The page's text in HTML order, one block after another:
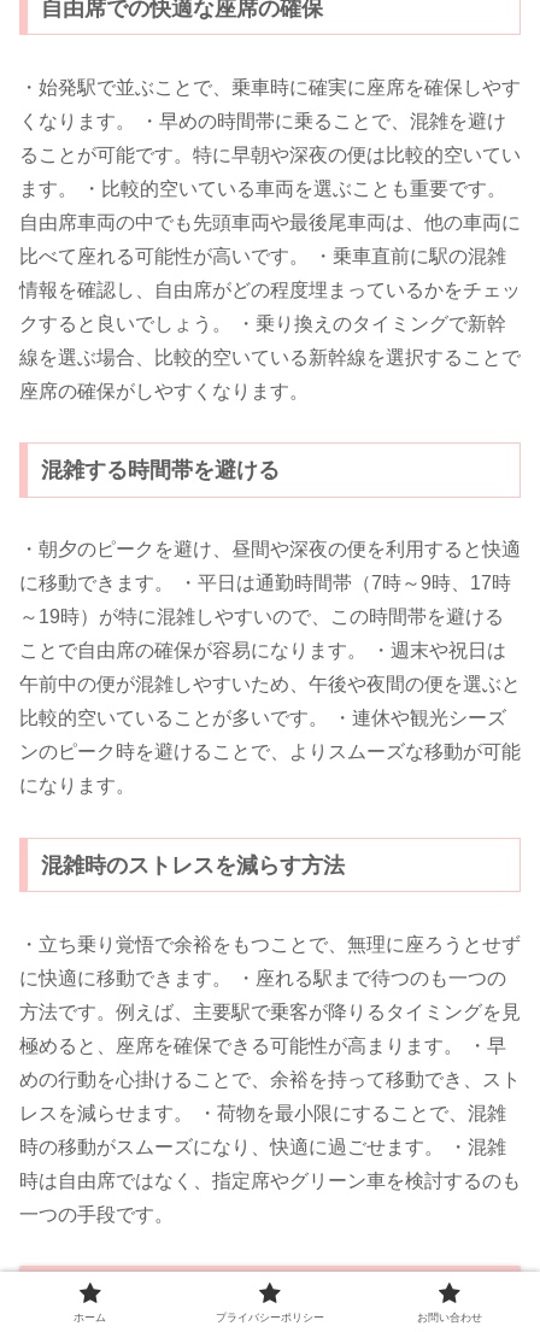
自由席での快適な座席の確保
・始発駅で並ぶことで、乗車時に確実に座席を確保しやす
くなります。 ・早めの時間帯に乗ることで、混雑を避け
ることが可能です。特に早朝や深夜の便は比較的空いてい
ます。 ・比較的空いている車両を選ぶことも重要です。
自由席車両の中でも先頭車両や最後尾車両は、他の車両に
比べて座れる可能性が高いです。 ・乗車直前に駅の混雑
情報を確認し、自由席がどの程度埋まっているかをチェッ
クすると良いでしょう。 ・乗り換えのタイミングで新幹
線を選ぶ場合、比較的空いている新幹線を選択することで
座席の確保がしやすくなります。
混雑する時間帯を避ける
・朝夕のピークを避け、昼間や深夜の便を利用すると快適
に移動できます。 ・平日は通勤時間帯（7時～9時、17時
～19時）が特に混雑しやすいので、この時間帯を避ける
ことで自由席の確保が容易になります。 ・週末や祝日は
午前中の便が混雑しやすいため、午後や夜間の便を選ぶと
比較的空いていることが多いです。 ・連休や観光シーズ
ンのピーク時を避けることで、よりスムーズな移動が可能
になります。
混雑時のストレスを減らす方法
・立ち乗り覚悟で余裕をもつことで、無理に座ろうとせず
に快適に移動できます。 ・座れる駅まで待つのも一つの
方法です。例えば、主要駅で乗客が降りるタイミングを見
極めると、座席を確保できる可能性が高まります。 ・早
めの行動を心掛けることで、余裕を持って移動でき、スト
レスを減らせます。 ・荷物を最小限にすることで、混雑
時の移動がスムーズになり、快適に過ごせます。 ・混雑
時は自由席ではなく、指定席やグリーン車を検討するのも
一つの手段です。
まとめ
ホーム プライバシーポリシー お問い合わせ